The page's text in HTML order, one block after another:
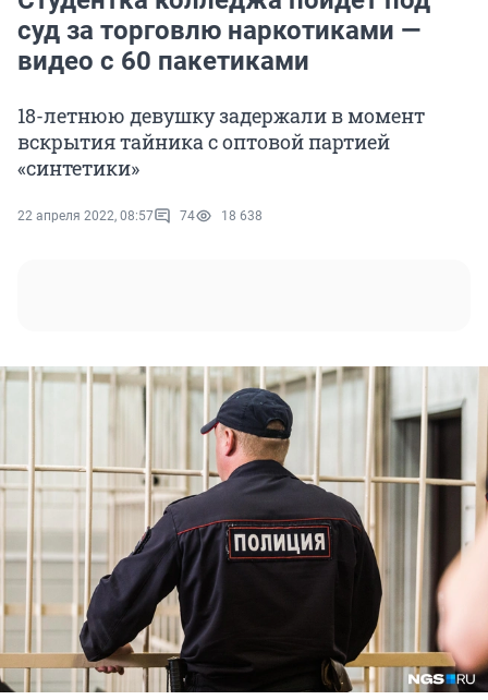
суд за торговлю наркотиками —
видео с 60 пакетиками
18-летнюю девушку задержали в момент
вскрытия тайника с оптовой партией
«синтетики»
22 апреля 2022, 08:57 74 18 638